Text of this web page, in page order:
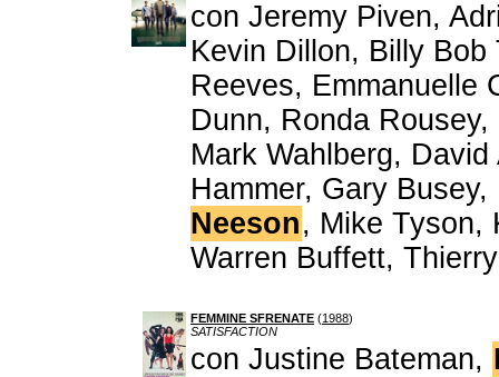
con Jeremy Piven,
Kevin Dillon, Billy
Reeves, Emmanuelle
Dunn, Ronda
Mark Wahlberg,
Hammer, Gary
Neeson, Mike Tyson,
Warren Buffett,
FEMMINE SFRENATE (1988)
SATISFACTION
con Justine Bateman,